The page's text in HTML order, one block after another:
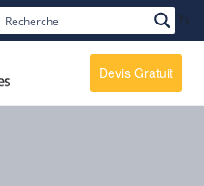
?>
Devis Gratuit